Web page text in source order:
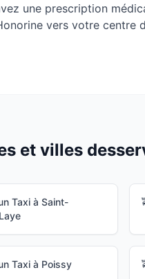
une prescription
vers votre centre
et villes
Taxi à Saint-
Taxi à Poissy